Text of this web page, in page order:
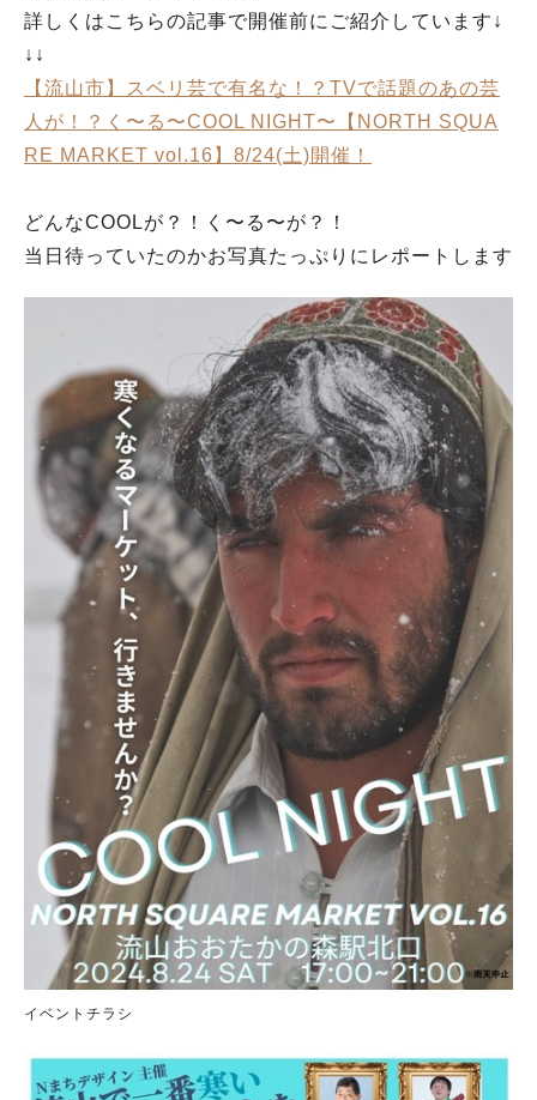
詳しくはこちらの記事で開催前にご紹介しています↓
↓↓
【流山市】スベリ芸で有名な！？TVで話題のあの芸
人が！？く〜る〜COOL NIGHT〜【NORTH SQUA
RE MARKET vol.16】8/24(土)開催！
どんなCOOLが？！く〜る〜が？！
当日待っていたのかお写真たっぷりにレポートします
イベントチラシ